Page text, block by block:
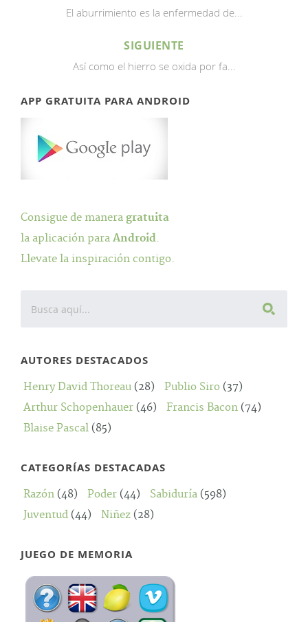
El aburrimiento es la enfermedad de...
SIGUIENTE
Así como el hierro se oxida por fa...
APP GRATUITA PARA ANDROID
Consigue de manera gratuita
la aplicación para Android.
Llevate la inspiración contigo.
AUTORES DESTACADOS
Henry David Thoreau (28) Publio Siro (37)
Arthur Schopenhauer (46) Francis Bacon (74)
Blaise Pascal (85)
CATEGORÍAS DESTACADAS
Razón (48) Poder (44) Sabiduría (598)
Juventud (44) Niñez (28)
JUEGO DE MEMORIA